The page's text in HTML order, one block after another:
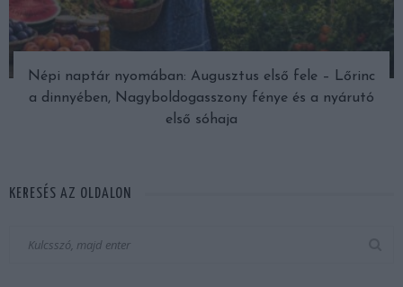
Népi naptár nyomában: Augusztus első fele – Lőrinc
a dinnyében, Nagyboldogasszony fénye és a nyárutó
első sóhaja
KERESÉS AZ OLDALON